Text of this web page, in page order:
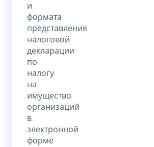
и
формата
представления
налоговой
декларации
по
налогу
на
имущество
организаций
в
электронной
форме